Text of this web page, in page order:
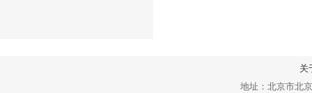
关
地址：北京市北